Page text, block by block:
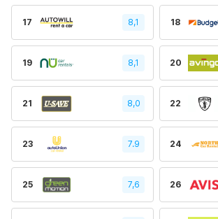
17 8,1 18
19 8,1 20
21 8,0 22
23 7.9 24
25 7,6 26